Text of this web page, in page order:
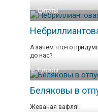
Цитаты
А зачем что-то
до нас?
Цитаты
Беляковы в
Жеваная вафля!